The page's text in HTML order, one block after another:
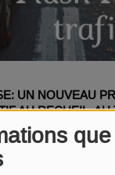
UN NOUVEAU
AU RECUEIL,
DES
EN